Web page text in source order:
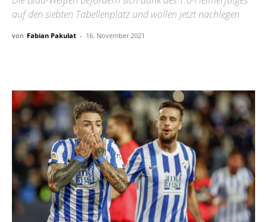
auf den siebten Tabellenplatz und wollen jetzt nachlegen
von Fabian Pakulat - 16. November 2021